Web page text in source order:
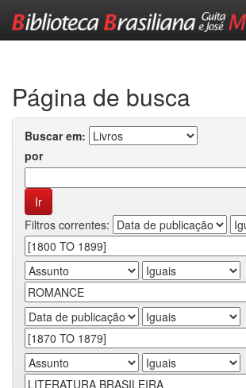
Página de busca
Buscar em:
por
Filtros correntes: